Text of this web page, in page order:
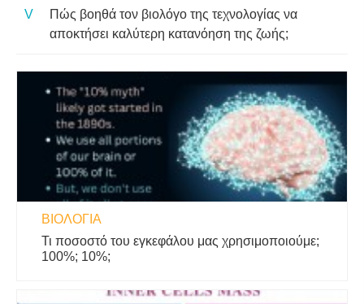
Πώς βοηθά τον βιολόγο της τεχνολογίας να
αποκτήσει καλύτερη κατανόηση της ζωής;
ΒΙΟΛΟΓΊΑ
Τι ποσοστό του εγκεφάλου μας χρησιμοποιούμε;
100%; 10%;